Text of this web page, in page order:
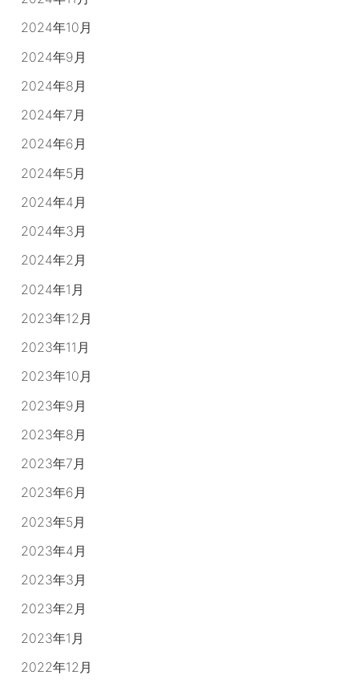
2024年10月
2024年9月
2024年8月
2024年7月
2024年6月
2024年5月
2024年4月
2024年3月
2024年2月
2024年1月
2023年12月
2023年11月
2023年10月
2023年9月
2023年8月
2023年7月
2023年6月
2023年5月
2023年4月
2023年3月
2023年2月
2023年1月
2022年12月